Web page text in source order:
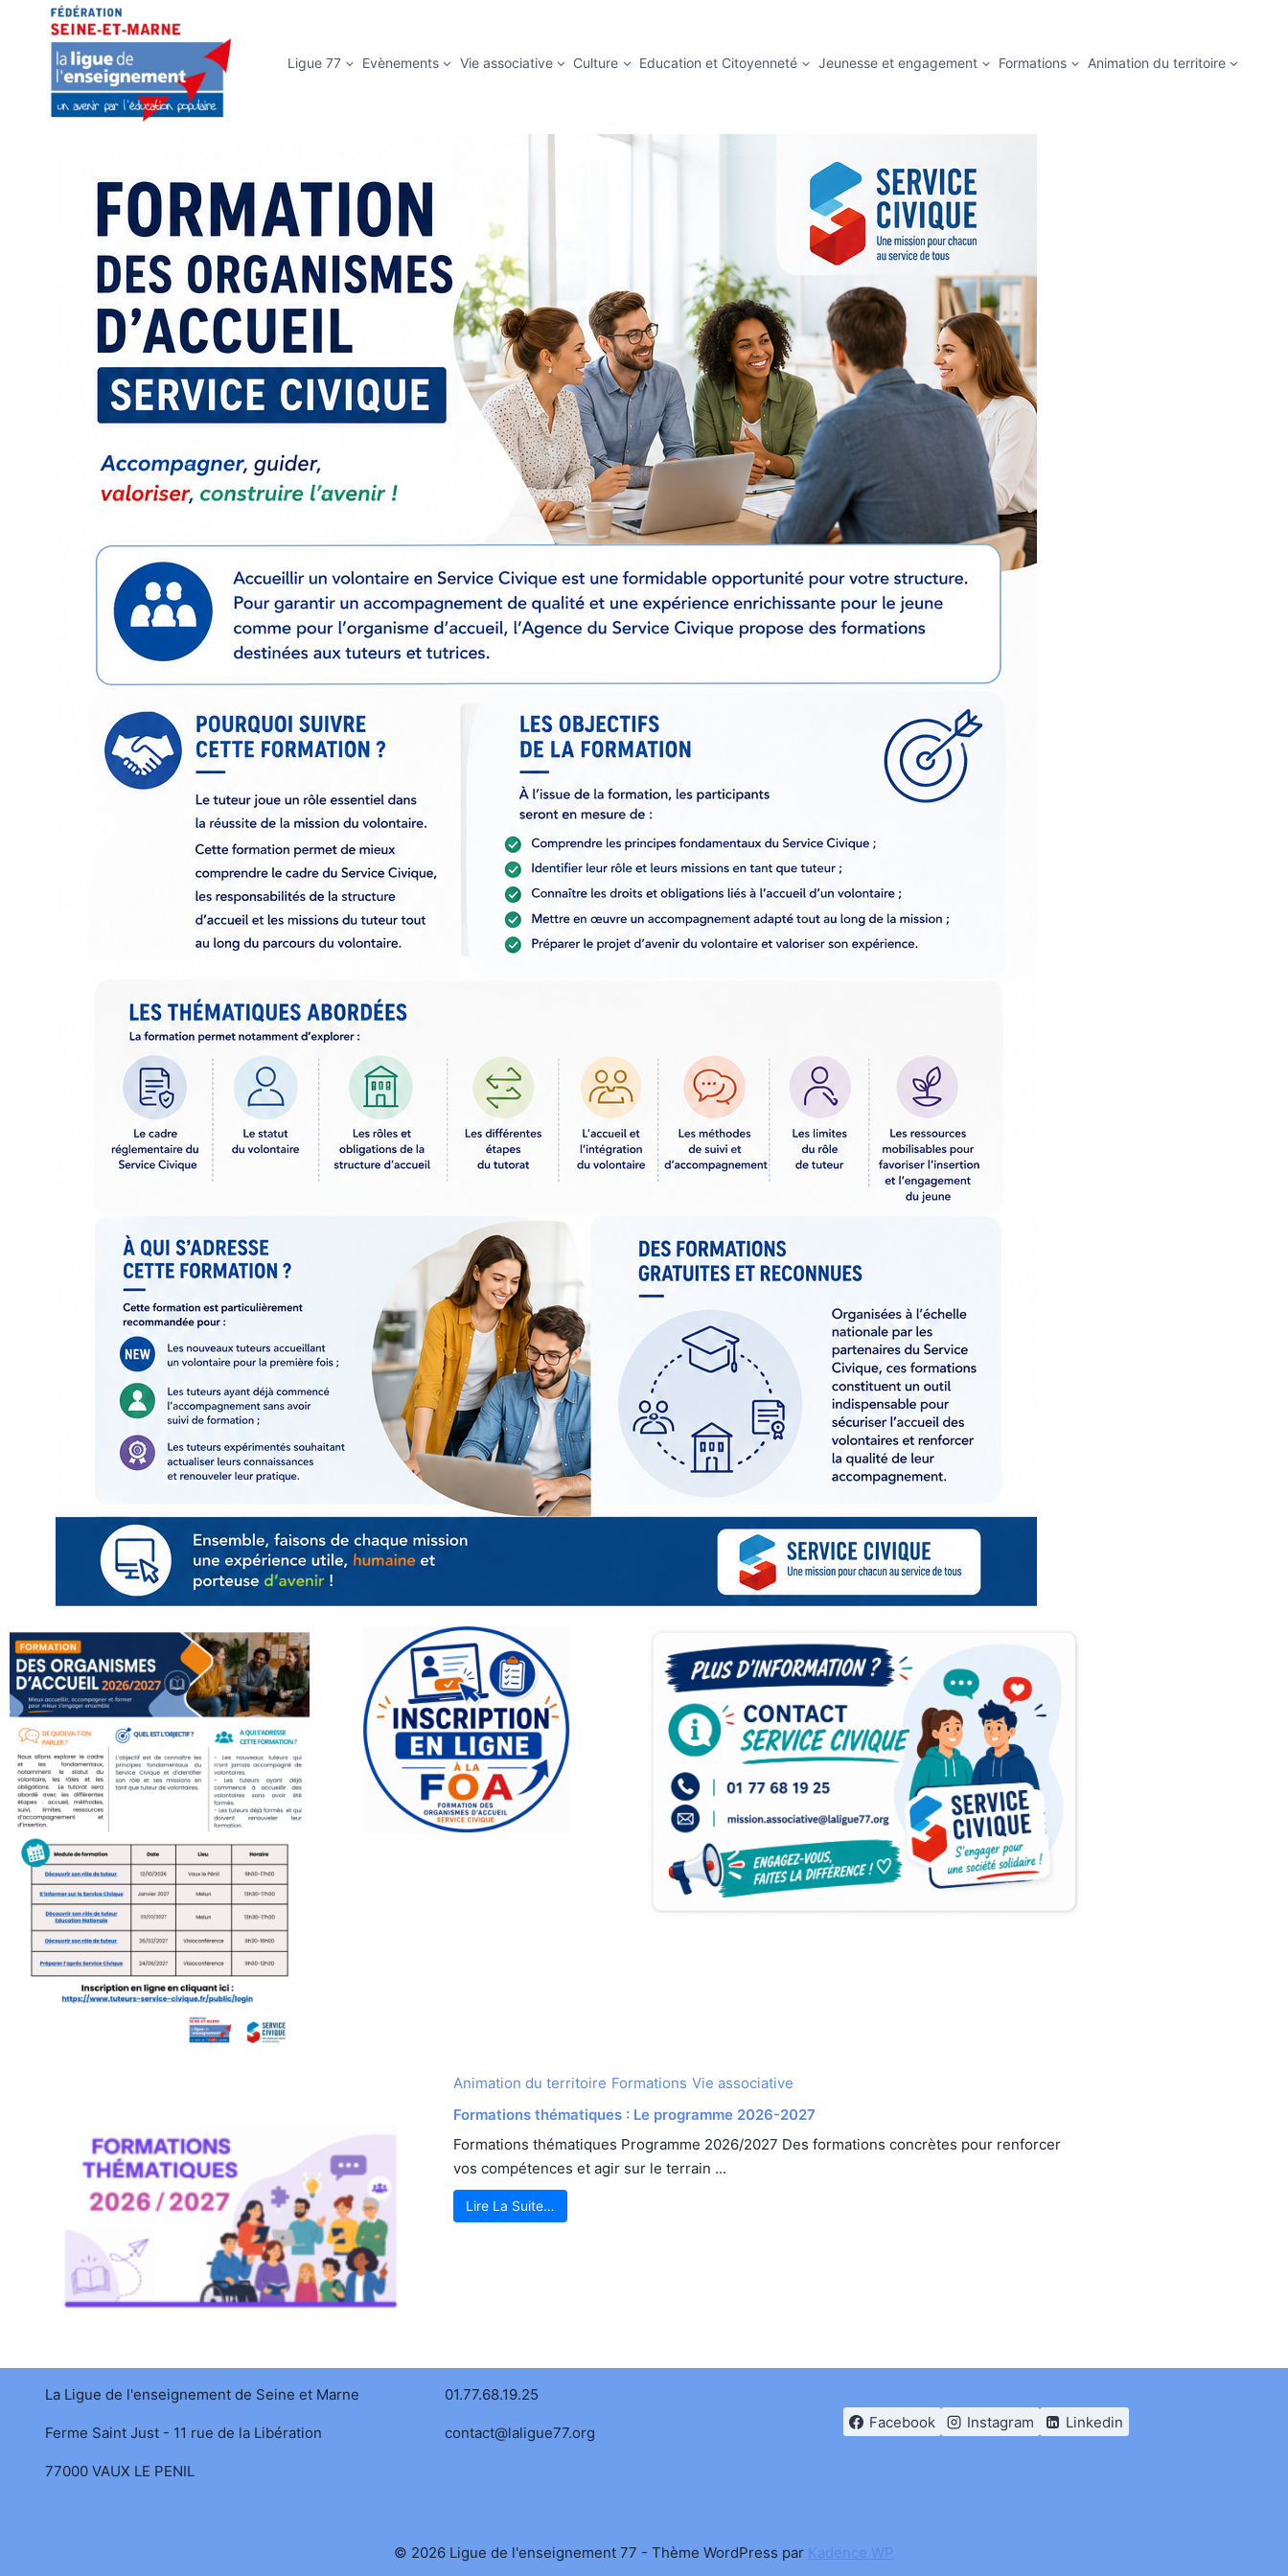
Ligue 77 Evènements Vie associative Culture Education et Citoyenneté Jeunesse et engagement Formations Animation du territoire
Animation du territoire Formations Vie associative
Formations thématiques : Le programme 2026-2027
Formations thématiques Programme 2026/2027 Des formations concrètes pour renforcer
vos compétences et agir sur le terrain ...
Lire La Suite…
La Ligue de l'enseignement de Seine et Marne
Ferme Saint Just - 11 rue de la Libération
77000 VAUX LE PENIL
01.77.68.19.25
contact@laligue77.org
Facebook Instagram Linkedin
© 2026 Ligue de l'enseignement 77 - Thème WordPress par Kadence WP